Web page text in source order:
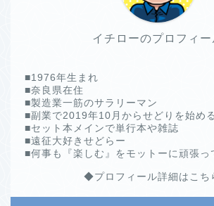
イチローのプロフィー
■1976年生まれ
■奈良県在住
■製造業一筋のサラリーマン
■副業で2019年10月からせどりを始める
■セット本メインで単行本や雑誌
■遠征大好きせどらー
■何事も『楽しむ』をモットーに頑張っ
◆プロフィール詳細はこ